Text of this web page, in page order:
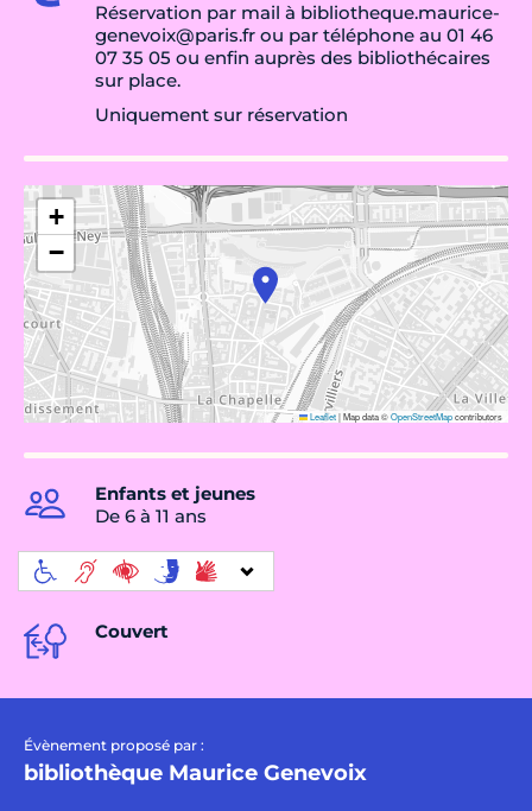
Réservation par mail à bibliotheque.maurice-
genevoix@paris.fr ou par téléphone au 01 46
07 35 05 ou enfin auprès des bibliothécaires
sur place.
Uniquement sur réservation
+
−
Leaflet|Map data ©OpenStreetMapcontributors
Enfants et jeunes
De 6 à 11 ans
Couvert
Évènement proposé par :
bibliothèque Maurice Genevoix